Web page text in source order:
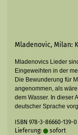
Mladenovic, Milan:
Mladenovics Lieder
Eingeweihten in der
Die Bewunderung für
angenommen, als
dem Wasser. In dieser
deutscher Sprache
ISBN 978-3-86660-139-0
Lieferung:
sofort